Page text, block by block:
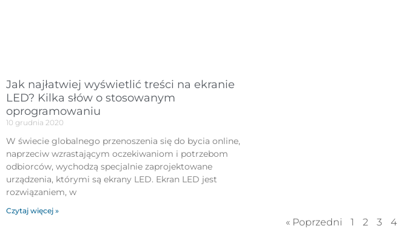
Jak najłatwiej wyświetlić treści na ekranie
LED? Kilka słów o stosowanym
oprogramowaniu
10 grudnia 2020
W świecie globalnego przenoszenia się do bycia online,
naprzeciw wzrastającym oczekiwaniom i potrzebom
odbiorców, wychodzą specjalnie zaprojektowane
urządzenia, którymi są ekrany LED. Ekran LED jest
rozwiązaniem, w
Czytaj więcej »
« Poprzedni 1 2 3 4